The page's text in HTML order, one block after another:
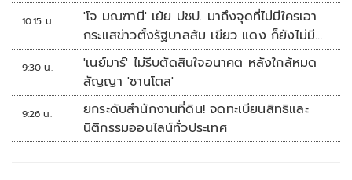
10:15 น.
'โจ มณฑานี' เย้ย ปชป. มาถึงจุดที่ไม่มีใครเอา
กระแสข่าวตั้งรัฐบาลส้ม เขียว แดง ก็ยังไม่มีฟ้า
เลย
9:30 น.
'เนย์มาร์' ไม่รีบตัดสินใจอนาคต หลังใกล้หมด
สัญญา 'ซานโตส'
9:26 น.
ยกระดับสำนักงานที่ดิน! จดทะเบียนสิทธิและ
นิติกรรมออนไลน์ทั่วประเทศ